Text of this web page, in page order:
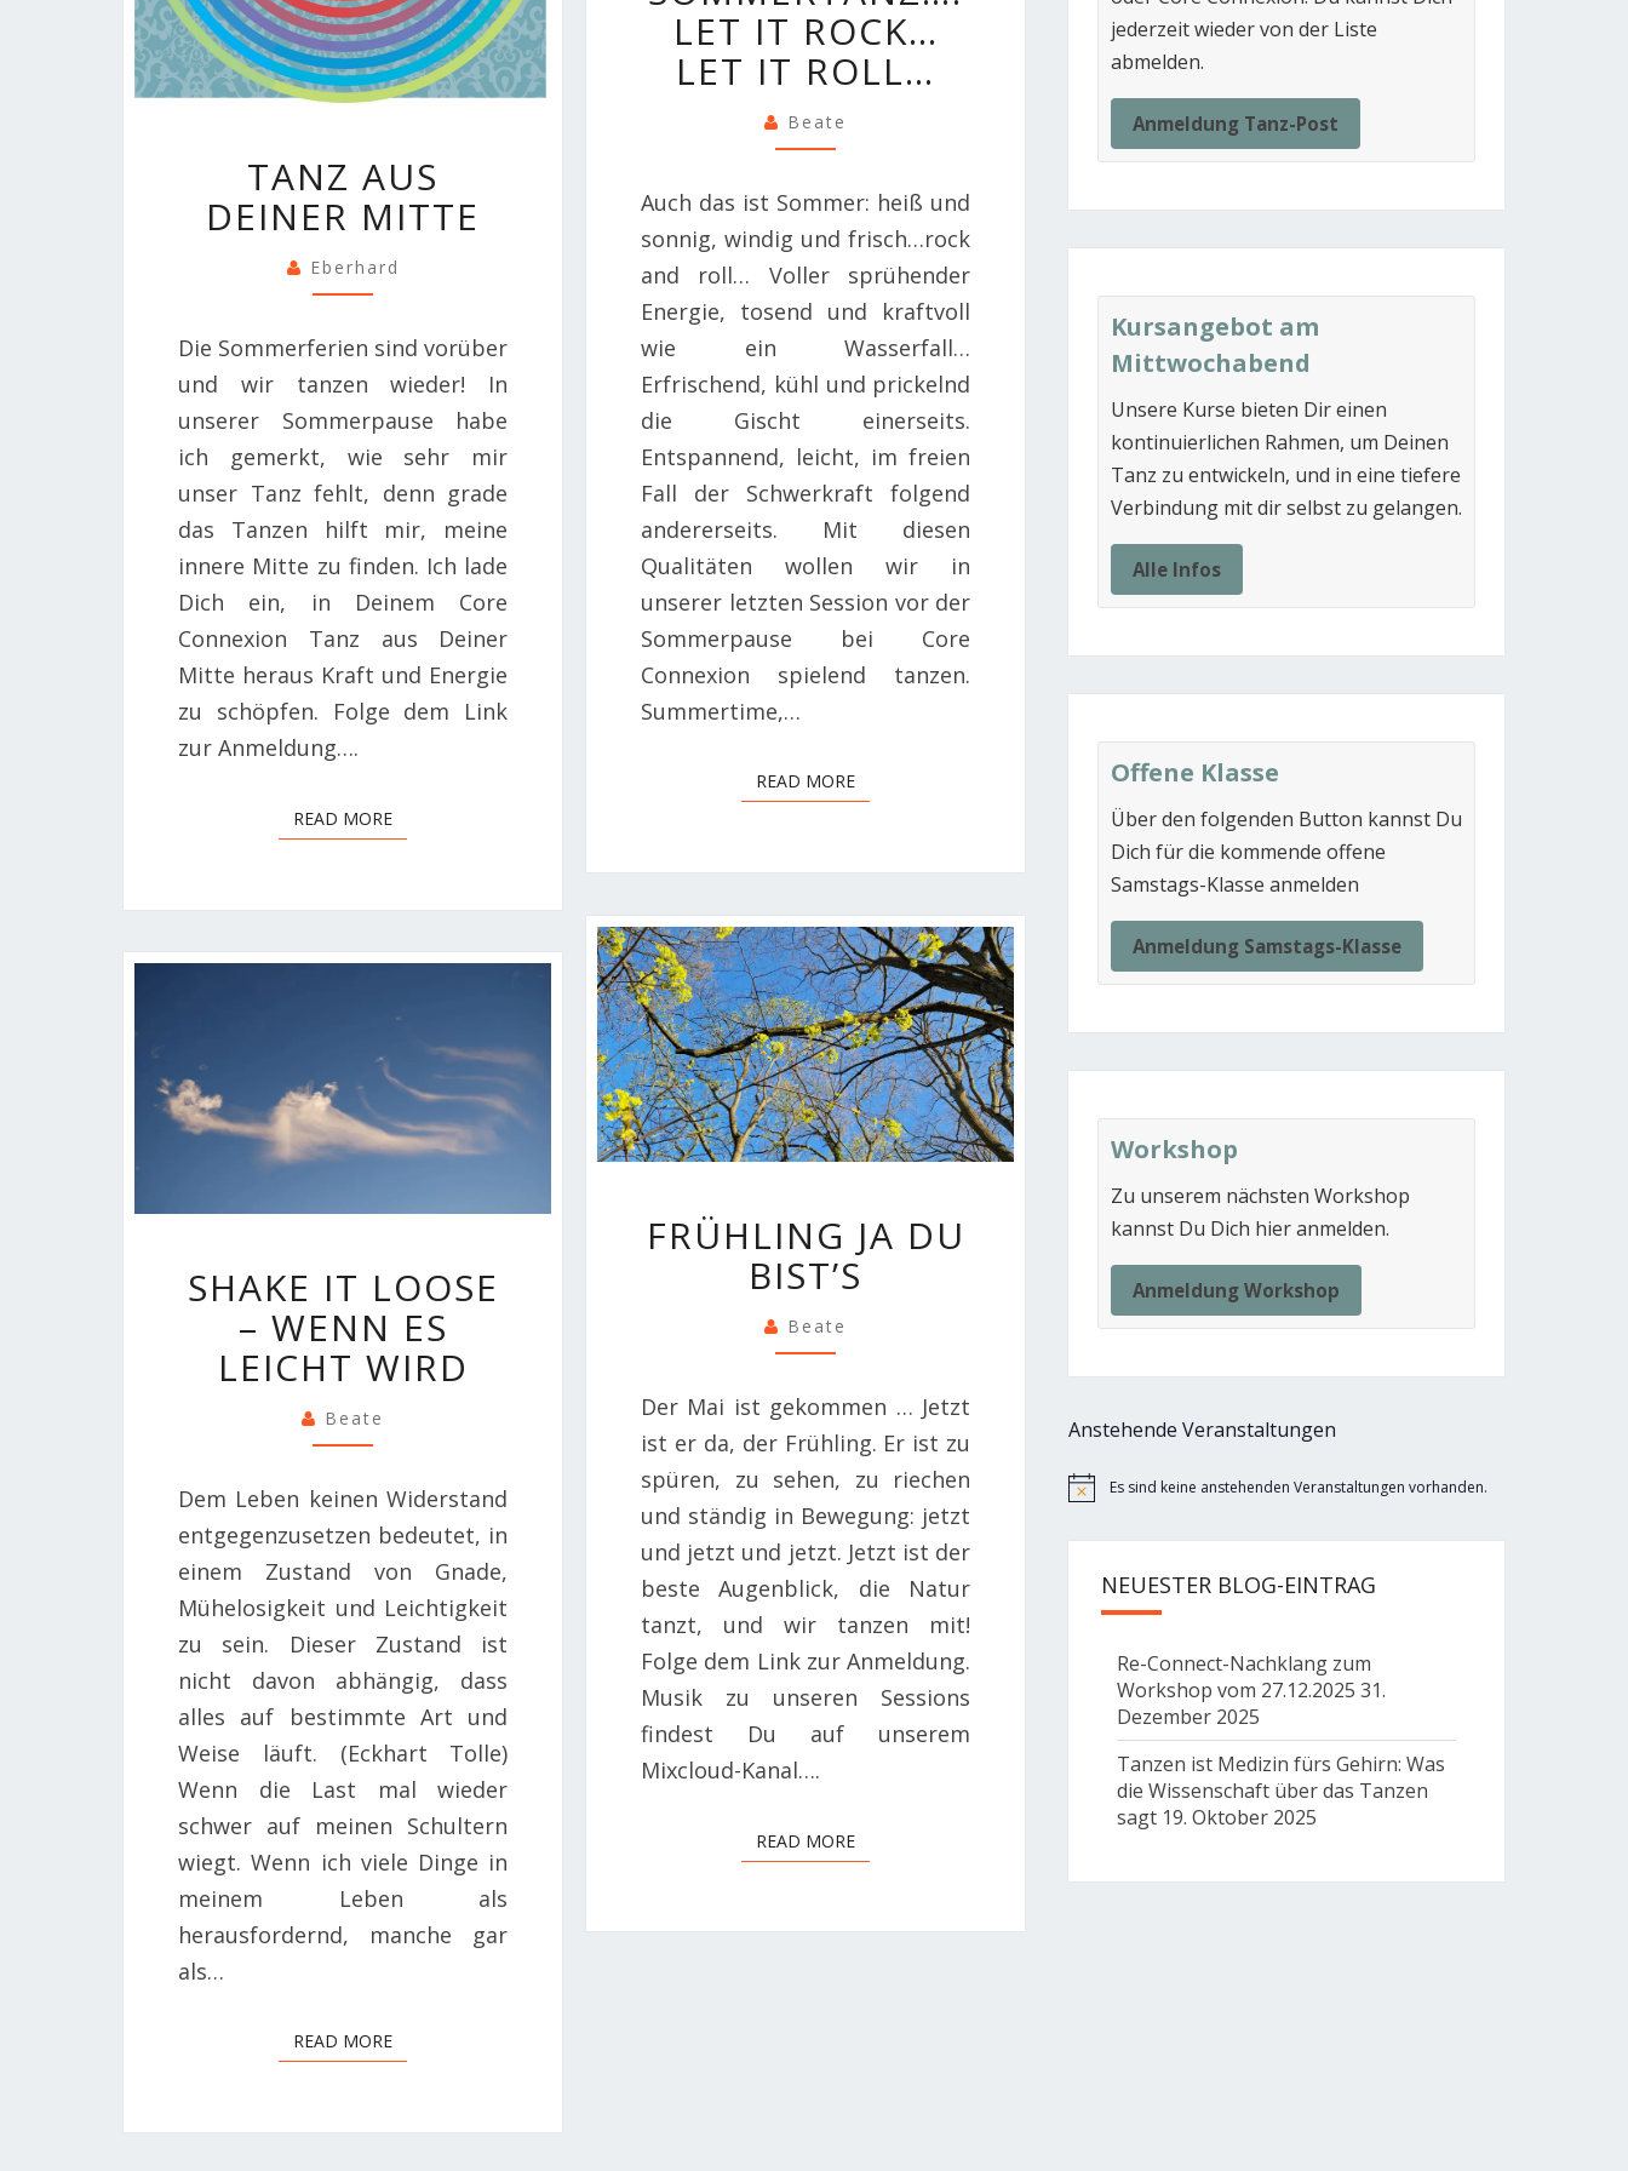
AUS
DEINER
MITTE
TANZ AUS
DEINER MITTE
Eberhard
Die Sommerferien sind vorüber
und wir tanzen wieder! In
unserer Sommerpause habe
ich gemerkt, wie sehr mir
unser Tanz fehlt, denn grade
das Tanzen hilft mir, meine
innere Mitte zu finden. Ich lade
Dich ein, in Deinem Core
Connexion Tanz aus Deiner
Mitte heraus Kraft und Energie
zu schöpfen. Folge dem Link
zur Anmeldung….
READ MOREREAD MORE
ROCK…
LET
IT
ROLL…
LET IT ROCK…
LET IT ROLL…
Beate
Auch das ist Sommer: heiß und
sonnig, windig und frisch…rock
and roll… Voller sprühender
Energie, tosend und kraftvoll
wie ein Wasserfall…
Erfrischend, kühl und prickelnd
die Gischt einerseits.
Entspannend, leicht, im freien
Fall der Schwerkraft folgend
andererseits. Mit diesen
Qualitäten wollen wir in
unserer letzten Session vor der
Sommerpause bei Core
Connexion spielend tanzen.
Summertime,…
READ MOREREAD MORE
JA
DU
BIST’S
FRÜHLING JA DU
BIST’S
Beate
Der Mai ist gekommen … Jetzt
ist er da, der Frühling. Er ist zu
spüren, zu sehen, zu riechen
und ständig in Bewegung: jetzt
und jetzt und jetzt. Jetzt ist der
beste Augenblick, die Natur
tanzt, und wir tanzen mit!
Folge dem Link zur Anmeldung.
Musik zu unseren Sessions
findest Du auf unserem
Mixcloud-Kanal….
READ MOREREAD MORE
IT
LOOSE
–
WENN
ES
LEICHT
SHAKE IT LOOSE
– WENN ES
LEICHT WIRD
Beate
Dem Leben keinen Widerstand
entgegenzusetzen bedeutet, in
einem Zustand von Gnade,
Mühelosigkeit und Leichtigkeit
zu sein. Dieser Zustand ist
nicht davon abhängig, dass
alles auf bestimmte Art und
Weise läuft. (Eckhart Tolle)
Wenn die Last mal wieder
schwer auf meinen Schultern
wiegt. Wenn ich viele Dinge in
meinem Leben als
herausfordernd, manche gar
als…
READ MOREREAD MORE
jederzeit wieder von der Liste
abmelden.
Anmeldung Tanz-Post
Kursangebot am
Mittwochabend
Unsere Kurse bieten Dir einen
kontinuierlichen Rahmen, um Deinen
Tanz zu entwickeln, und in eine tiefere
Verbindung mit dir selbst zu gelangen.
Alle Infos
Offene Klasse
Über den folgenden Button kannst Du
Dich für die kommende offene
Samstags-Klasse anmelden
Anmeldung Samstags-Klasse
Workshop
Zu unserem nächsten Workshop
kannst Du Dich hier anmelden.
Anmeldung Workshop
Anstehende Veranstaltungen
HinweisEs sind keine anstehenden Veranstaltungen vorhanden.
NEUESTER BLOG-EINTRAG
Re-Connect-Nachklang zum
Workshop vom 27.12.2025 31.
Dezember 2025
Tanzen ist Medizin fürs Gehirn: Was
die Wissenschaft über das Tanzen
sagt 19. Oktober 2025